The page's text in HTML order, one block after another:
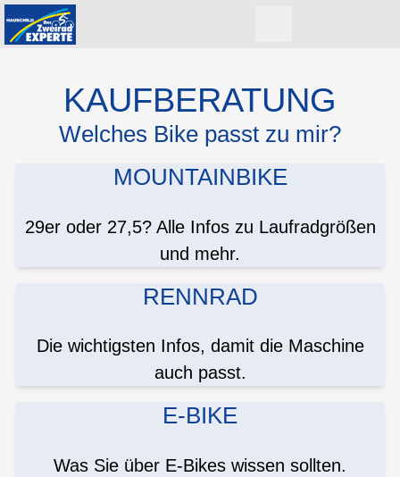
KAUFBERATUNG
Welches Bike passt zu mir?
MOUNTAINBIKE
29er oder 27,5? Alle Infos zu Laufradgrößen
und mehr.
RENNRAD
Die wichtigsten Infos, damit die Maschine
auch passt.
E-BIKE
Was Sie über E-Bikes wissen sollten.